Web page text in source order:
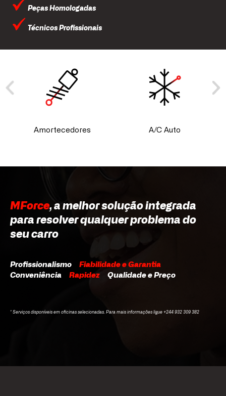
Peças Homologadas
Técnicos Profissionais
Amortecedores A/C Auto
MForce, a melhor solução integrada
para resolver qualquer problema do
seu carro
Profissionalismo Fiabilidade e Garantia
Conveniência Rapidez Qualidade e Preço
* Serviços disponíveis em oficinas selecionadas. Para mais informações ligue +244 932 309 382